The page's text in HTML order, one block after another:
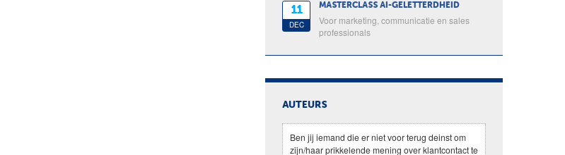
11
DEC
MASTERCLASS AI-GELETTERDHEID
Voor marketing, communicatie en sales
professionals
AUTEURS
Ben jij iemand die er niet voor terug deinst om
zijn/haar prikkelende mening over klantcontact te